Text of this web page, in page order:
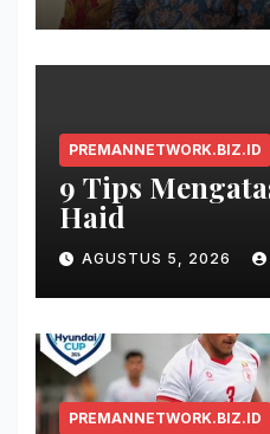
PREMANNETWORK.BIZ.ID
9 Tips
Haid
AGUSTUS 5, 2026
PREMANNETWORK.BIZ.ID